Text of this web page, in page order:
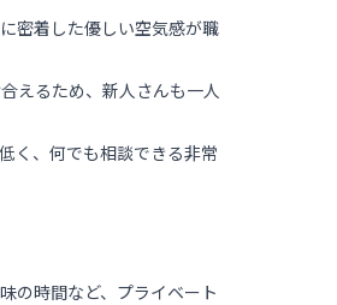
密着した優しい空気感が職
えるため、新人さんも一人
く、何でも相談できる非常
の時間など、プライベート